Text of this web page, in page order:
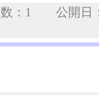
数：1 公開